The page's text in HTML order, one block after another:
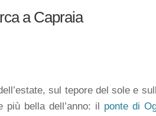
a Capraia
sul tepore del sole e
più bella dell’anno: il ponte di